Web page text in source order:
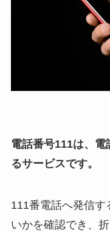
電話番号111は、電
るサービスです。
111番電話へ発信
いかを確認でき、